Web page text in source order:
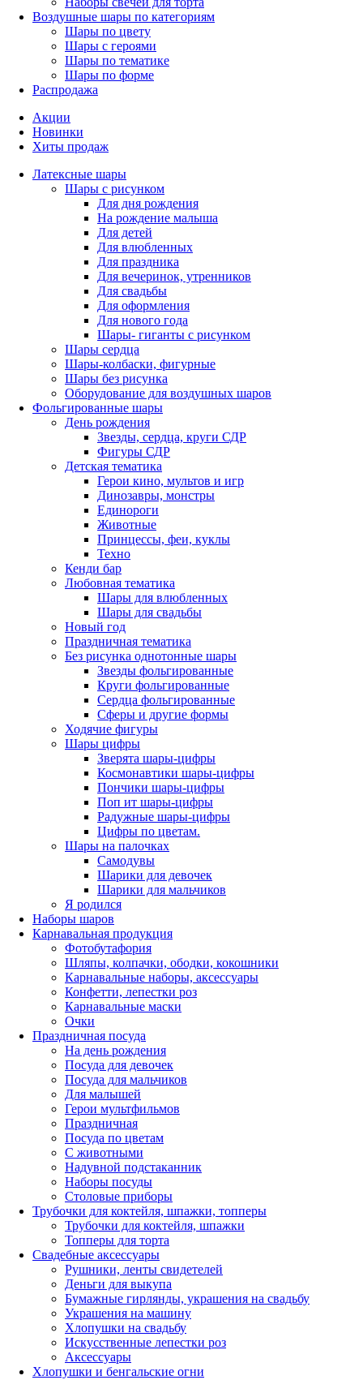
Воздушные шары по категориям
Шары по цвету
Шары с героями
Шары по тематике
Шары по форме
Распродажа
Акции
Новинки
Хиты продаж
Латексные шары
Шары с рисунком
Для дня рождения
На рождение малыша
Для детей
Для влюбленных
Для праздника
Для вечеринок, утренников
Для свадьбы
Для оформления
Для нового года
Шары- гиганты с рисунком
Шары сердца
Шары-колбаски, фигурные
Шары без рисунка
Оборудование для воздушных шаров
Фольгированные шары
День рождения
Звезды, сердца, круги СДР
Фигуры СДР
Детская тематика
Герои кино, мультов и игр
Динозавры, монстры
Единороги
Животные
Принцессы, феи, куклы
Техно
Кенди бар
Любовная тематика
Шары для влюбленных
Шары для свадьбы
Новый год
Праздничная тематика
Без рисунка однотонные шары
Звезды фольгированные
Круги фольгированные
Сердца фольгированные
Сферы и другие формы
Ходячие фигуры
Шары цифры
Зверята шары-цифры
Космонавтики шары-цифры
Пончики шары-цифры
Поп ит шары-цифры
Радужные шары-цифры
Цифры по цветам.
Шары на палочках
Самодувы
Шарики для девочек
Шарики для мальчиков
Я родился
Наборы шаров
Карнавальная продукция
Фотобутафория
Шляпы, колпачки, ободки, кокошники
Карнавальные наборы, аксессуары
Конфетти, лепестки роз
Карнавальные маски
Очки
Праздничная посуда
На день рождения
Посуда для девочек
Посуда для мальчиков
Для малышей
Герои мультфильмов
Праздничная
Посуда по цветам
С животными
Надувной подстаканник
Наборы посуды
Столовые приборы
Трубочки для коктейля, шпажки, топперы
Трубочки для коктейля, шпажки
Топперы для торта
Свадебные аксессуары
Рушники, ленты свидетелей
Деньги для выкупа
Бумажные гирлянды, украшения на свадьбу
Украшения на машину
Хлопушки на свадьбу
Искусственные лепестки роз
Аксессуары
Хлопушки и бенгальские огни